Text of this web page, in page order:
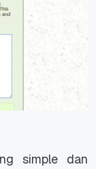
simple dan